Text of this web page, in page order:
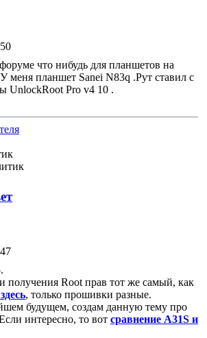
что нибудь для планшетов на
меня планшет Sanei N83q .Рут ставил с
UnlockRoot Pro v4 10 .
.
получения Root прав тот же самый, как
, только прошивки разные.
будущем, создам данную тему про
интересно, то вот cравнение А31S и